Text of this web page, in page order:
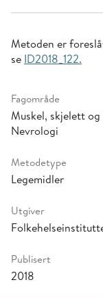
Metoden er
se ID2018_122.
Fagområde
Muskel, skjelett
Nevrologi
Metodetype
Legemidler
Utgiver
Publisert
2018